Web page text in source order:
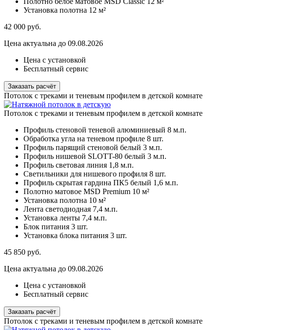
Установка полотна 12 м²
42 000 руб.
Цена актуальна до 09.08.2026
Цена с установкой
Бесплатный сервис
Заказать расчёт
Потолок с треками и теневым профилем в детской комнате
Потолок с треками и теневым профилем в детской комнате
Профиль стеновой теневой алюминиевый 8 м.п.
Обработка угла на теневом профиле 8 шт.
Профиль парящий стеновой белый 3 м.п.
Профиль нишевой SLOTT-80 белый 3 м.п.
Профиль световая линия 1,8 м.п.
Светильники для нишевого профиля 8 шт.
Профиль скрытая гардина ПК5 белый 1,6 м.п.
Полотно матовое MSD Premium 10 м²
Установка полотна 10 м²
Лента светодиодная 7,4 м.п.
Установка ленты 7,4 м.п.
Блок питания 3 шт.
Установка блока питания 3 шт.
45 850 руб.
Цена актуальна до 09.08.2026
Цена с установкой
Бесплатный сервис
Заказать расчёт
Потолок с треками и теневым профилем в детской комнате